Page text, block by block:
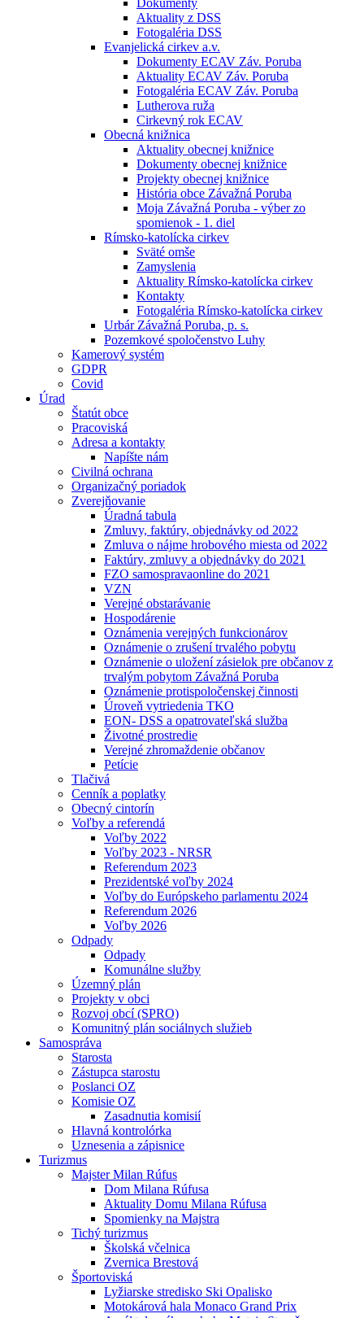
Dokumenty
Aktuality z DSS
Fotogaléria DSS
Evanjelická cirkev a.v.
Dokumenty ECAV Záv. Poruba
Aktuality ECAV Záv. Poruba
Fotogaléria ECAV Záv. Poruba
Lutherova ruža
Cirkevný rok ECAV
Obecná knižnica
Aktuality obecnej knižnice
Dokumenty obecnej knižnice
Projekty obecnej knižnice
História obce Závažná Poruba
Moja Závažná Poruba - výber zo
spomienok - 1. diel
Rímsko-katolícka cirkev
Sväté omše
Zamyslenia
Aktuality Rímsko-katolícka cirkev
Kontakty
Fotogaléria Rímsko-katolícka cirkev
Urbár Závažná Poruba, p. s.
Pozemkové spoločenstvo Luhy
Kamerový systém
GDPR
Covid
Úrad
Štatút obce
Pracoviská
Adresa a kontakty
Napíšte nám
Civilná ochrana
Organizačný poriadok
Zverejňovanie
Úradná tabula
Zmluvy, faktúry, objednávky od 2022
Zmluva o nájme hrobového miesta od 2022
Faktúry, zmluvy a objednávky do 2021
FZO samospravaonline do 2021
VZN
Verejné obstarávanie
Hospodárenie
Oznámenia verejných funkcionárov
Oznámenie o zrušení trvalého pobytu
Oznámenie o uložení zásielok pre občanov z
trvalým pobytom Závažná Poruba
Oznámenie protispoločenskej činnosti
Úroveň vytriedenia TKO
EON- DSS a opatrovateľská služba
Životné prostredie
Verejné zhromaždenie občanov
Petície
Tlačivá
Cenník a poplatky
Obecný cintorín
Voľby a referendá
Voľby 2022
Voľby 2023 - NRSR
Referendum 2023
Prezidentské voľby 2024
Voľby do Európskeho parlamentu 2024
Referendum 2026
Voľby 2026
Odpady
Odpady
Komunálne služby
Územný plán
Projekty v obci
Rozvoj obcí (SPRO)
Komunitný plán sociálnych služieb
Samospráva
Starosta
Zástupca starostu
Poslanci OZ
Komisie OZ
Zasadnutia komisií
Hlavná kontrolórka
Uznesenia a zápisnice
Turizmus
Majster Milan Rúfus
Dom Milana Rúfusa
Aktuality Domu Milana Rúfusa
Spomienky na Majstra
Tichý turizmus
Školská včelnica
Zvernica Brestová
Športoviská
Lyžiarske stredisko Ski Opalisko
Motokárová hala Monaco Grand Prix